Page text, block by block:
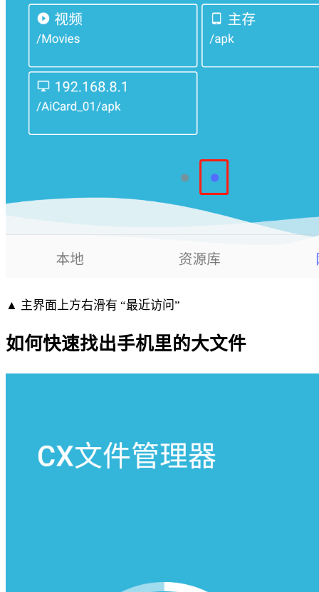
▲ 主界面上方右滑有 “最近访问”
如何快速找出手机里的大文件